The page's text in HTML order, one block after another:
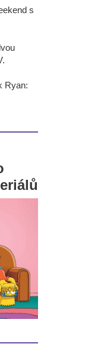
s
Ryan: